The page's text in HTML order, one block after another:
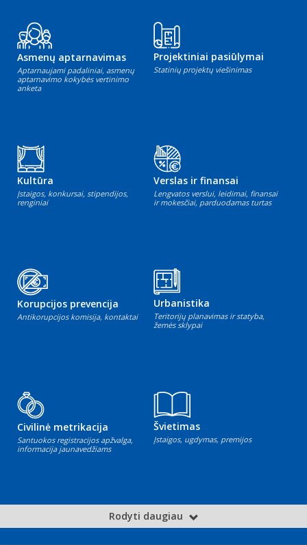
Asmenų aptarnavimas
Aptarnaujami padaliniai, asmenų
aptarnavimo kokybės vertinimo
anketa
Projektiniai pasiūlymai
Statinių projektų viešinimas
Kultūra
Įstaigos, konkursai, stipendijos,
renginiai
Verslas ir finansai
Lengvatos verslui, leidimai, finansai
ir mokesčiai, parduodamas turtas
Korupcijos prevencija
Antikorupcijos komisija, kontaktai
Urbanistika
Teritorijų planavimas ir statyba,
žemės sklypai
Civilinė metrikacija
Santuokos registracijos apžvalga,
informacija jaunavedžiams
Švietimas
Įstaigos, ugdymas, premijos
Rodyti daugiau